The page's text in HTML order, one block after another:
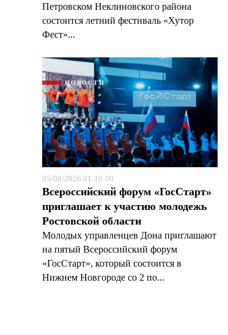
Петровском Неклиновского района
состоится летний фестиваль «Хутор
Фест»...
НОВОСТИ
05/08/2026 01:10:00
Всероссийский форум «ГосСтарт»
приглашает к участию молодежь
Ростовской области
Молодых управленцев Дона приглашают
на пятый Всероссийский форум
«ГосСтарт», который состоится в
Нижнем Новгороде со 2 по...